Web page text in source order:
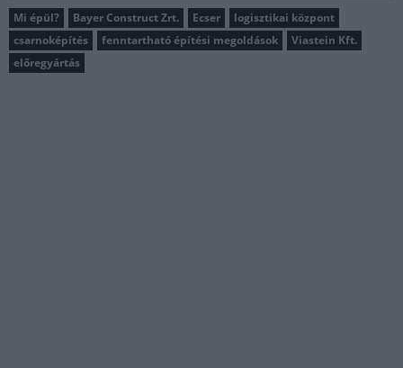
Mi épül? Bayer Construct Zrt. Ecser
logisztikai központ
csarnoképítés
fenntartható építési megoldások
Viastein Kft.
előregyártás